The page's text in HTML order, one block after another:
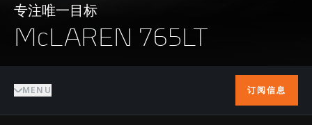
专注唯一目标
McLAREN 765LT
MENU 订阅信息